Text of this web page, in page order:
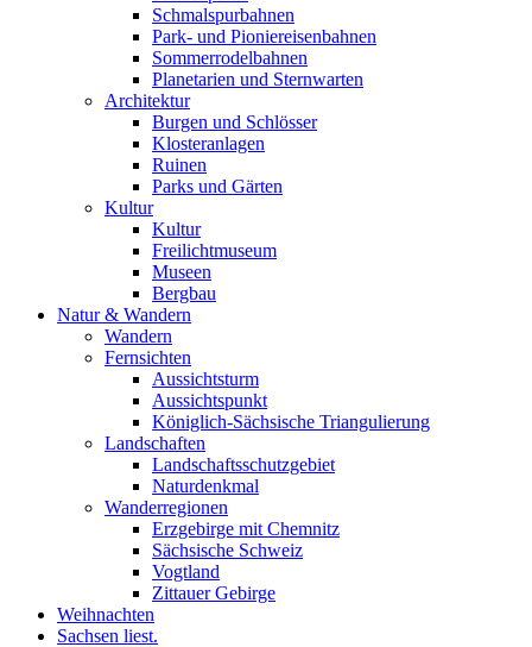
Schmalspurbahnen
Park- und Pioniereisenbahnen
Sommerrodelbahnen
Planetarien und Sternwarten
Architektur
Burgen und Schlösser
Klosteranlagen
Ruinen
Parks und Gärten
Kultur
Kultur
Freilichtmuseum
Museen
Bergbau
Natur & Wandern
Wandern
Fernsichten
Aussichtsturm
Aussichtspunkt
Königlich-Sächsische Triangulierung
Landschaften
Landschaftsschutzgebiet
Naturdenkmal
Wanderregionen
Erzgebirge mit Chemnitz
Sächsische Schweiz
Vogtland
Zittauer Gebirge
Weihnachten
Sachsen liest.